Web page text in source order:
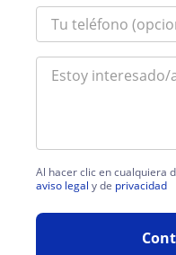
Al hacer clic en cualquiera
aviso legal y de privacidad